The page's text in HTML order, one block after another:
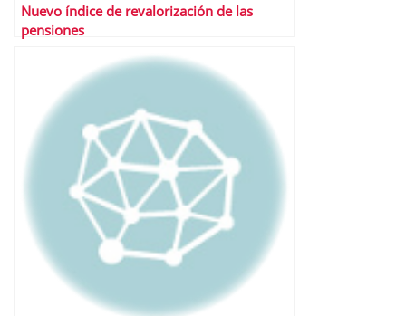
Nuevo índice de revalorización de las
pensiones